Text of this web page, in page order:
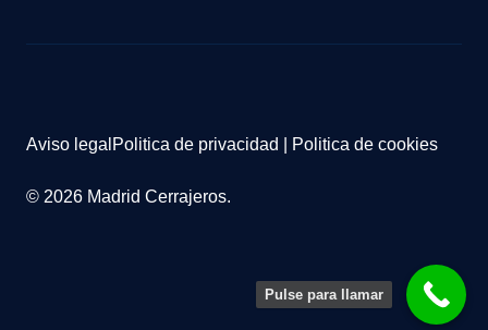
© 2026 Madrid Cerrajeros.
Aviso legal Politica de privacidad Politica de cookies
Pulse para llamar